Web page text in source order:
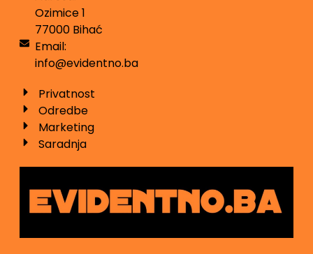
Ozimice 1
77000 Bihać
Email:
info@evidentno.ba
Privatnost
Odredbe
Marketing
Saradnja